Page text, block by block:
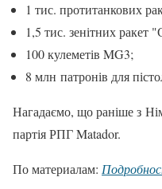
1 тис. протитанкових
1,5 тис. зенітних ракет
100 кулеметів MG3;
8 млн патронів для
Нагадаємо, що раніше з
партія РПГ Matador.
По материалам: